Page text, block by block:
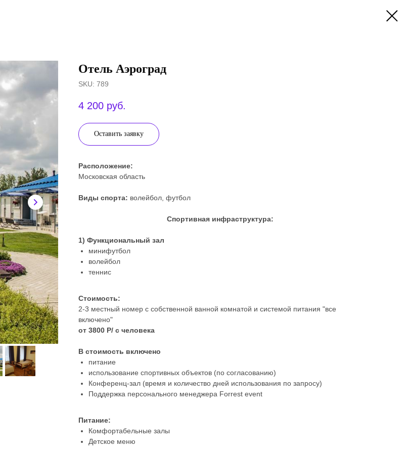
Отель Аэроград
SKU: 789
4 200 руб.
Оставить заявку
Расположение:
Московская область
Виды спорта: волейбол, футбол
Спортивная инфраструктура:
1) Функциональный зал
минифутбол
волейбол
теннис
Стоимость:
2-3 местный номер с собственной ванной комнатой и системой питания "все
включено"
от 3800 Р/ с человека
В стоимость включено
питание
использование спортивных объектов (по согласованию)
Конференц-зал (время и количество дней использования по запросу)
Поддержка персонального менеджера Forrest event
Питание:
Комфортабельные залы
Детское меню